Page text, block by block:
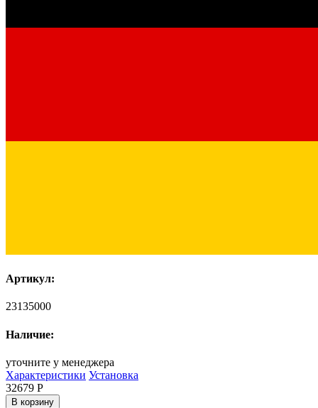
Артикул:
23135000
Наличие:
уточните у менеджера
Характеристики Установка
32679 Р
В корзину